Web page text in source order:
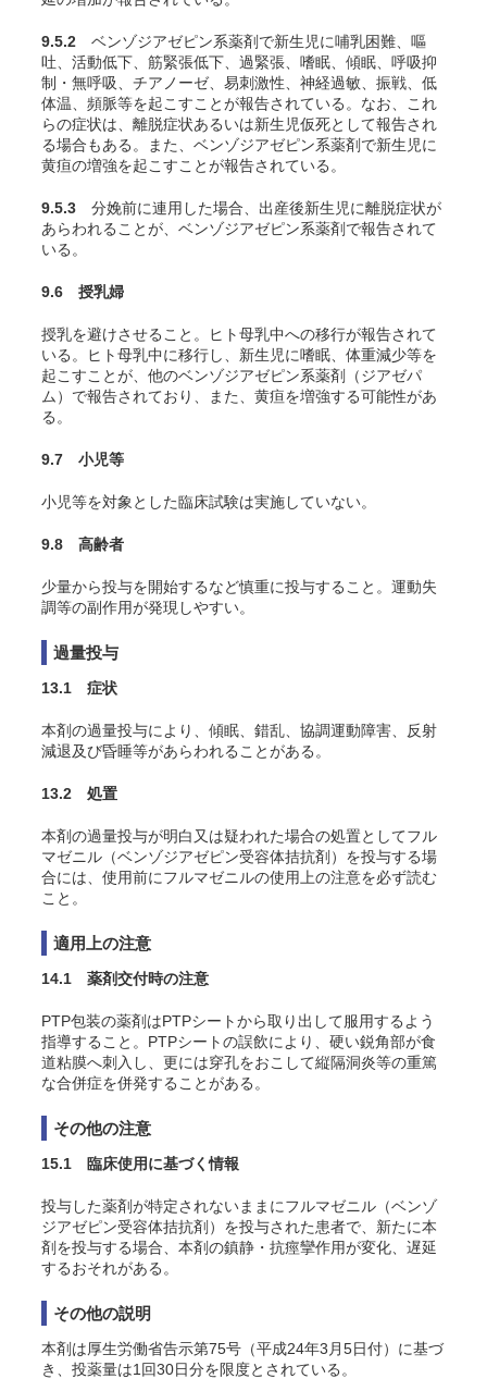
9.5.2 ベンゾジアゼピン系薬剤で新生児に哺乳困難、嘔
吐、活動低下、筋緊張低下、過緊張、嗜眠、傾眠、呼吸抑
制・無呼吸、チアノーゼ、易刺激性、神経過敏、振戦、低
体温、頻脈等を起こすことが報告されている。なお、これ
らの症状は、離脱症状あるいは新生児仮死として報告され
る場合もある。また、ベンゾジアゼピン系薬剤で新生児に
黄疸の増強を起こすことが報告されている。
9.5.3 分娩前に連用した場合、出産後新生児に離脱症状が
あらわれることが、ベンゾジアゼピン系薬剤で報告されて
いる。
9.6 授乳婦
授乳を避けさせること。ヒト母乳中への移行が報告されて
いる 。ヒト母乳中に移行し、新生児に嗜眠、体重減少等を
起こすことが、他のベンゾジアゼピン系薬剤（ジアゼパ
ム）で報告されており、また、黄疸を増強する可能性があ
る。
9.7 小児等
小児等を対象とした臨床試験は実施していない。
9.8 高齢者
少量から投与を開始するなど慎重に投与すること。運動失
調等の副作用が発現しやすい。
過量投与
13.1 症状
本剤の過量投与により、傾眠、錯乱、協調運動障害、反射
減退及び昏睡等があらわれることがある。
13.2 処置
本剤の過量投与が明白又は疑われた場合の処置としてフル
マゼニル（ベンゾジアゼピン受容体拮抗剤）を投与する場
合には、使用前にフルマゼニルの使用上の注意を必ず読む
こと。
適用上の注意
14.1 薬剤交付時の注意
PTP包装の薬剤はPTPシートから取り出して服用するよう
指導すること。PTPシートの誤飲により、硬い鋭角部が食
道粘膜へ刺入し、更には穿孔をおこして縦隔洞炎等の重篤
な合併症を併発することがある。
その他の注意
15.1 臨床使用に基づく情報
投与した薬剤が特定されないままにフルマゼニル（ベンゾ
ジアゼピン受容体拮抗剤）を投与された患者で、新たに本
剤を投与する場合、本剤の鎮静・抗痙攣作用が変化、遅延
するおそれがある。
その他の説明
本剤は厚生労働省告示第75号（平成24年3月5日付）に基づ
き、投薬量は1回30日分を限度とされている。